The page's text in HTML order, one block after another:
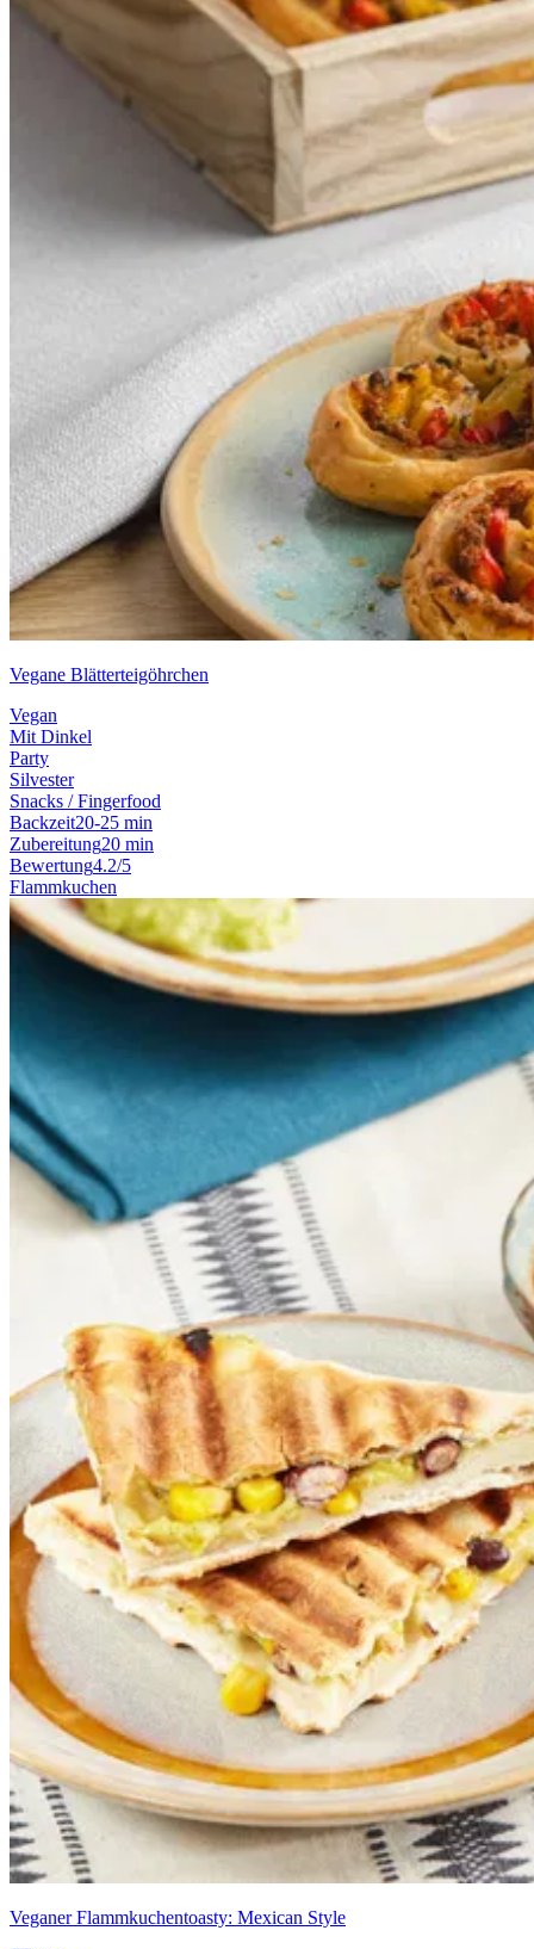
Vegane Blätterteigöhrchen
Vegan
Mit Dinkel
Party
Silvester
Snacks / Fingerfood
Backzeit20-25 min
Zubereitung20 min
Bewertung4.2/5
Flammkuchen
Veganer Flammkuchentoasty: Mexican Style